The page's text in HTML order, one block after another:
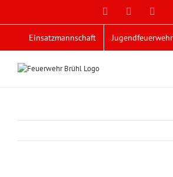
Facebook
Einsatzmannschaft Jugendfeuerwehr